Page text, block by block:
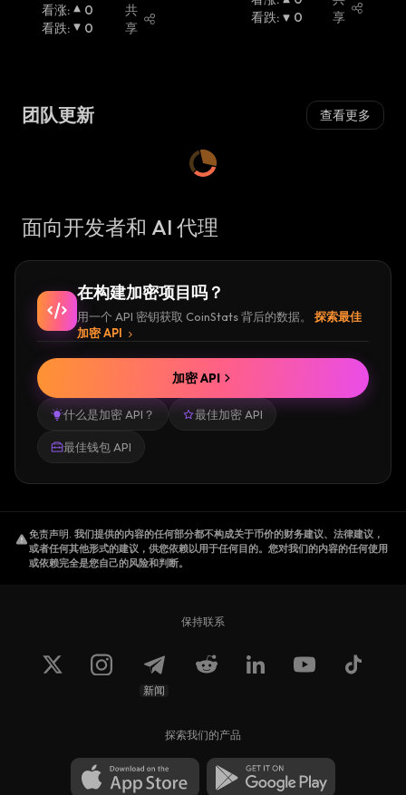
看涨:
0
看跌: 0
共
享
看跌: 0
享
团队更新 查看更多
面向开发者和 AI 代理
在构建加密项目吗？
用一个 API 密钥获取 CoinStats 背后的数据。
探索最佳
加密 API
什么是加密 API？ 最佳加密 API
最佳钱包 API
加密 API
免责声明. 我们提供的内容的任何部分都不构成关于币价的财务建议、法律建议，
或者任何其他形式的建议，供您依赖以用于任何目的。您对我们的内容的任何使用
或依赖完全是您自己的风险和判断。
保持联系
新闻
探索我们的产品